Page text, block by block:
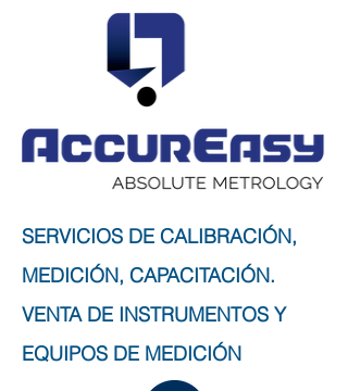
SERVICIOS DE CALIBRACIÓN,
MEDICIÓN, CAPACITACIÓN.
VENTA DE INSTRUMENTOS Y
EQUIPOS DE MEDICIÓN